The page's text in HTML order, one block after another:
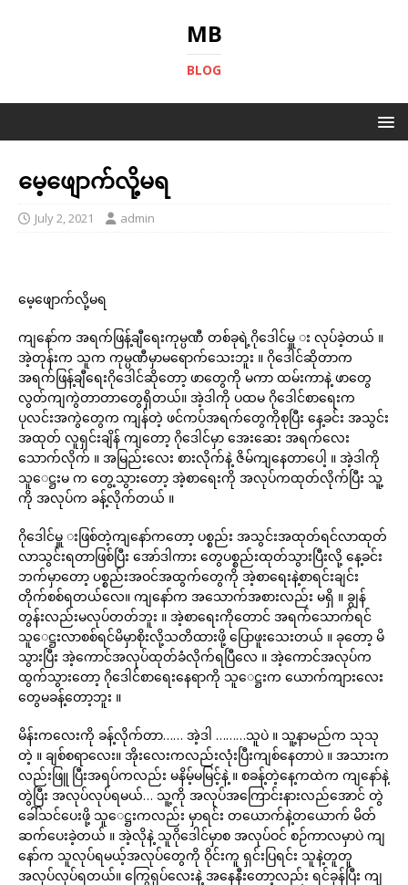
MB
BLOG
မေ့ဖျောက်လို့မရ
July 2, 2021 admin
မေ့ဖျောက်လို့မရ
ကျနော်က အရက်ဖြန့်ချီရေးကုမ္ပဏီ တစ်ခုရဲ့ဂိုဒေါင်မှူ း လုပ်ခဲ့တယ် ။
အဲ့တုန်းက သူက ကုမ္ပဏီမှာမရောက်သေးဘူး ။ ဂိုဒေါင်ဆိုတာက
အရက်ဖြန့်ချီရေးဂိုဒေါင်ဆိုတော့ ဖာတွေကို မကာ ထမ်းကာနဲ့ ဖာတွေ
လွတ်ကျကွဲတာတာတွေရှိတယ်။ အဲ့ဒါကို ပထမ ဂိုဒေါင်စာရေးက
ပုလင်းအကွဲတွေက ကျန်တဲ့ ဖင်ကပ်အရက်တွေကိုစုပြီး နေ့ခင်း အသွင်း
အထုတ် လူရှင်းချိန် ကျတော့ ဂိုဒေါင်မှာ အေးဆေး အရက်လေး
သောက်လိုက် ။ အမြည်းလေး စားလိုက်နဲ့ ဇိမ်ကျနေတာပေါ့ ။ အဲ့ဒါကို
သူေဋ္ဌးမ က တွေ့သွားတော့ အဲ့စာရေးကို အလုပ်ကထုတ်လိုက်ပြီး သူ့
ကို အလုပ်က ခန့်လိုက်တယ် ။
ဂိုဒေါင်မှူ းဖြစ်တဲ့ကျနော်ကတော့ ပစ္စည်း အသွင်းအထုတ်ရင်လာထုတ်
လာသွင်းရတာဖြစ်ပြီး အော်ဒါကား တွေပစ္စည်းထုတ်သွားပြီးလို့ နေ့ခင်း
ဘက်မှာတော့ ပစ္စည်းအဝင်အထွက်တွေကို အဲ့စာရေးနဲ့စာရင်းချင်း
တိုက်စစ်ရတယ်လေ။ ကျနော်က အသောက်အစားလည်း မရှိ ။ ချွန်
တွန်းလည်းမလုပ်တတ်ဘူး ။ အဲ့စာရေးကိုတောင် အရက်သောက်ရင်
သူေဋ္ဌးလာစစ်ရင်မိမှာစိုးလို့သတိထားဖို့ ပြောဖူးသေးတယ် ။ ခုတော့ မိ
သွားပြီး အဲ့ကောင်အလုပ်ထုတ်ခံလိုက်ရပြီလေ ။ အဲ့ကောင်အလုပ်က
ထွက်သွားတော့ ဂိုဒေါင်စာရေးနေရာကို သူေဋ္ဌးက ယောက်ကျားလေး
တွေမခန့်တော့ဘူး ။
မိန်းကလေးကို ခန့်လိုက်တာ…… အဲ့ဒါ ………သူပဲ ။ သူ့နာမည်က သုသု
တဲ့ ။ ချစ်စရာလေး။ အိုးလေးကလည်းလုံးပြီးကျစ်နေတာပဲ ။ အသားက
လည်းဖြူ ပြီးအရပ်ကလည်း မနိမ့်မမြင့်နဲ့ ။ စခန့်တဲ့နေ့ကထဲက ကျနော်နဲ့
တွဲပြီး အလုပ်လုပ်ရမယ်… သူ့ကို အလုပ်အကြောင်းနားလည်အောင် တွဲ
ခေါ်သင်ပေးဖို့ သူေဋ္ဌးကလည်း မှာရင်း တယောက်နဲ့တယောက် မိတ်
ဆက်ပေးခဲ့တယ် ။ အဲ့လိုနဲ့ သူဂိုဒေါင်မှာစ အလုပ်ဝင် စဉ်ကာလမှာပဲ ကျ
နော်က သူလုပ်ရမယ့်အလုပ်တွေကို ဝိုင်းကူ ရှင်းပြရင်း သူနဲ့တူတူ
အလုပ်လုပ်ရတယ်။ ကြွေရုပ်လေးနဲ့ အနေနီးတော့လည်း ရင်ခုန်ပြီး ကျ